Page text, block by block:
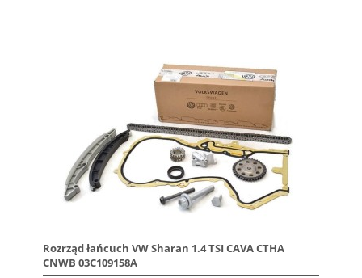
Rozrząd łańcuch VW Sharan 1.4 TSI CAVA CTHA
CNWB 03C109158A